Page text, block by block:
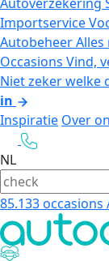
Importservice
Autobeheer
Occasions Vind,
Niet zeker welke
in
Inspiratie Over
NL
85.133occasions